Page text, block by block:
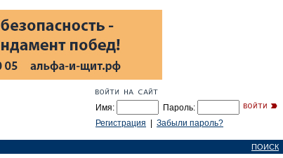
Имя:
Пароль:
Регистрация
Забыли пароль?
ПОИСК